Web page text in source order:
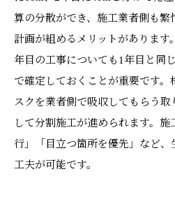
算の分散ができ、施工業者側も繁
計画が組めるメリットがあります
年目の工事についても1年目と同
で確定しておくことが重要です。
スクを業者側で吸収してもらう
して分割施工が進められます。
行」「目立つ箇所を優先」など、
工夫が可能です。